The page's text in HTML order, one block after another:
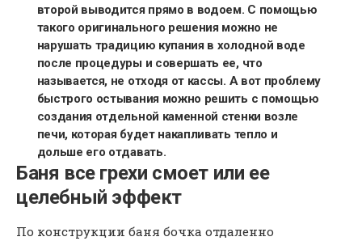
второй выводится прямо в водоем. С помощью
такого оригинального решения можно не
нарушать традицию купания в холодной воде
после процедуры и совершать ее, что
называется, не отходя от кассы. А вот проблему
быстрого остывания можно решить с помощью
создания отдельной каменной стенки возле
печи, которая будет накапливать тепло и
дольше его отдавать.
Баня все грехи смоет или ее
целебный эффект
По конструкции баня бочка отдаленно